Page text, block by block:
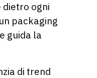
dietro ogni
packaging
guida la
di trend